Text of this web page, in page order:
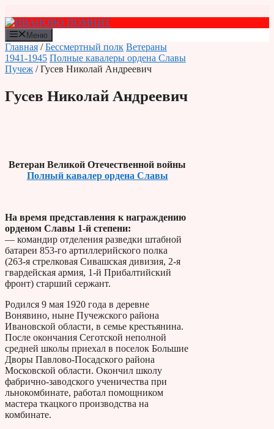
к
содержимому
Меню
Главная /Бессмертный полк Ветераны
1941-1945 Полные кавалеры ордена Славы
Пучеж / Гусев Николай Андреевич
Гусев Николай Андреевич
Ветеран Великой Отечественной войны
Полный кавалер ордена Славы
На время представления к награждению
орденом Славы 1-й степени:
— командир отделения разведки штабной
батареи 853-го артиллерийского полка
(263-я стрелковая Сивашская дивизия, 2-я
гвардейская армия, 1-й Прибалтийский
фронт) старший сержант.
Родился 9 мая 1920 года в деревне
Вонявино, ныне Пучежского района
Ивановской области, в семье крестьянина.
После окончания Сеготской неполной
средней школы приехал в поселок Большие
Дворы Павлово-Посадского района
Московской области. Окончил школу
фабрично-заводского ученичества при
льнокомбинате, работал помощником
мастера ткацкого производства на
комбинате.